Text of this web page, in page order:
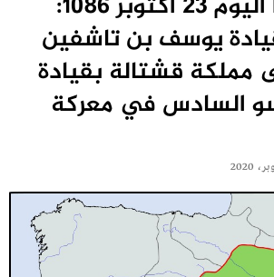
يوسف بن تاشفين
مملكة قشتالة بقيادة
السادس في معركة